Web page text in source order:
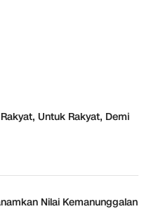
Untuk Rakyat, Demi
Nilai Kemanunggalan